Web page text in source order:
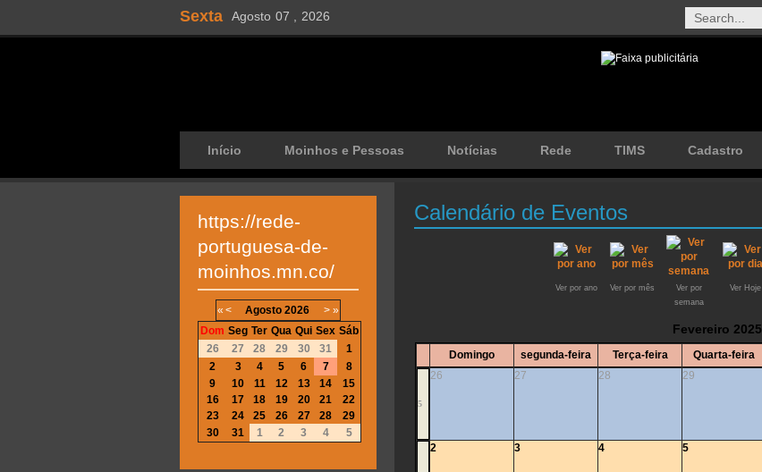
Sexta Agosto 07 , 2026
Início Moinhos e Pessoas Notícias Rede TIMS Cadastro
Calendário de Eventos
Ver por ano Ver por mês
Ver por
semana
Ver Hoje
Fevereiro 2025
Domingo segunda-feira Terça-feira Quarta-feira
5
26 27 28 29
2 3 4 5
https://rede-
portuguesa-de-
moinhos.mn.co/
« < Agosto 2026 > »
Dom Seg Ter Qua Qui Sex Sáb
26
27 28 29 30 31
1
2
3 4 5 6 7
8
9
10 11 12 13 14
15
16
17 18 19 20 21
22
23
24 25 26 27 28
29
30
31 1 2 3 4 5